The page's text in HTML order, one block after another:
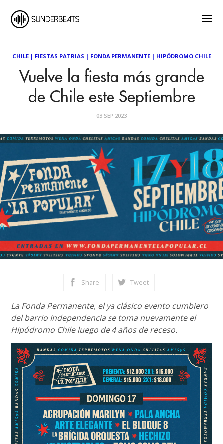
CHILE| FIESTAS PATRIAS | FONDA PERMANENTE| HIPÓDROMO CHILE
Vuelve la fiesta más grande
de Chile este Septiembre
03 SEP 2023
Share Tweet
La Fonda Permanente, el ya clásico evento cumbiero
del barrio Independencia se toma nuevamente el
Hipódromo Chile luego de 4 años de receso.